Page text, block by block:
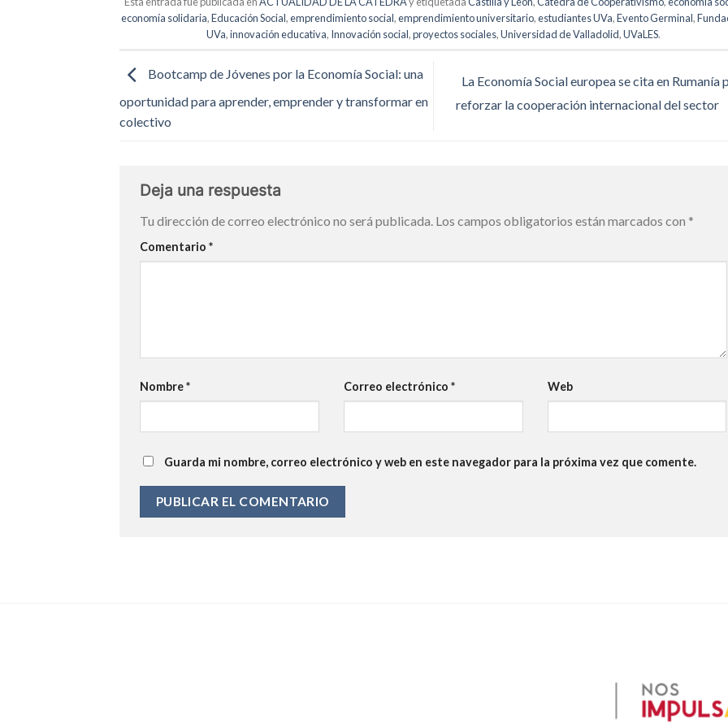
economía solidaria,Educación Social,emprendimiento social,emprendimiento universitario,estudiantes UVa,Evento Germinal,
UVa,innovación educativa, Innovación social,proyectos sociales,Universidad de Valladolid,UVaLES.
Bootcamp de Jóvenes por la Economía Social: una
oportunidad para aprender, emprender y transformar en
colectivo
La Economía Social europea se cita en Rumanía
reforzar la cooperación internacional del sector
Deja una respuesta
Tu dirección de correo electrónico no será publicada. Los campos obligatorios están marcados con *
Comentario *
Nombre* Correo electrónico * Web
Guarda mi nombre, correo electrónico y web en este navegador para la próxima vez que comente.